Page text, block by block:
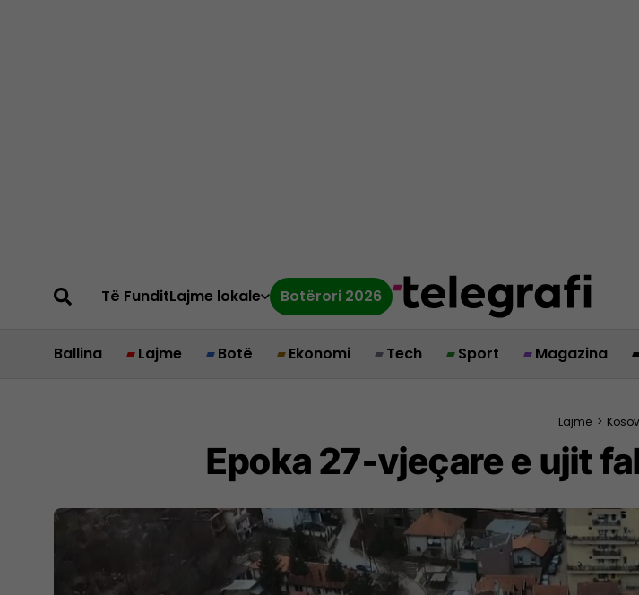
Të FunditLajme lokale Botërori 2026
Ballina Lajme Botë Ekonomi Tech Sport Magazina
Lajme >
Epoka 27-vjeçare e ujit